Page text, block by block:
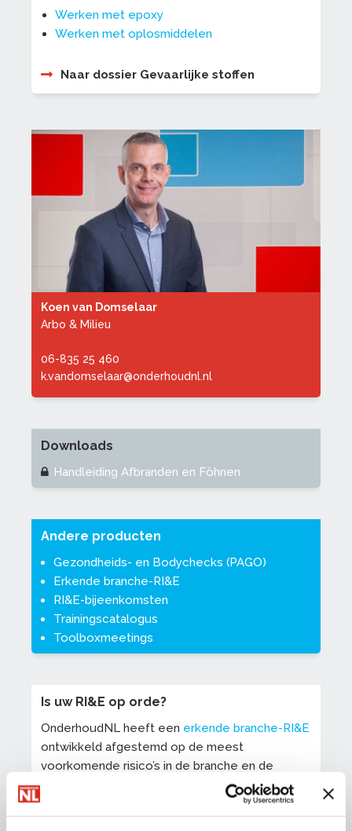
Werken met epoxy
Werken met oplosmiddelen
Naar dossier Gevaarlijke stoffen
Koen van Domselaar
Arbo & Milieu
06-835 25 460
k.vandomselaar@onderhoudnl.nl
Downloads
Handleiding Afbranden en Föhnen
Andere producten
Gezondheids- en Bodychecks (PAGO)
Erkende branche-RI&E
RI&E-bijeenkomsten
Trainingscatalogus
Toolboxmeetings
Is uw RI&E op orde?
OnderhoudNL heeft een erkende branche-RI&E
ontwikkeld afgestemd op de meest
voorkomende risico’s in de branche en de
nieuwe Arbowet. Kom naar de RI&E trainingsdag
(gratis voor leden). Daar krijgt u uitleg van